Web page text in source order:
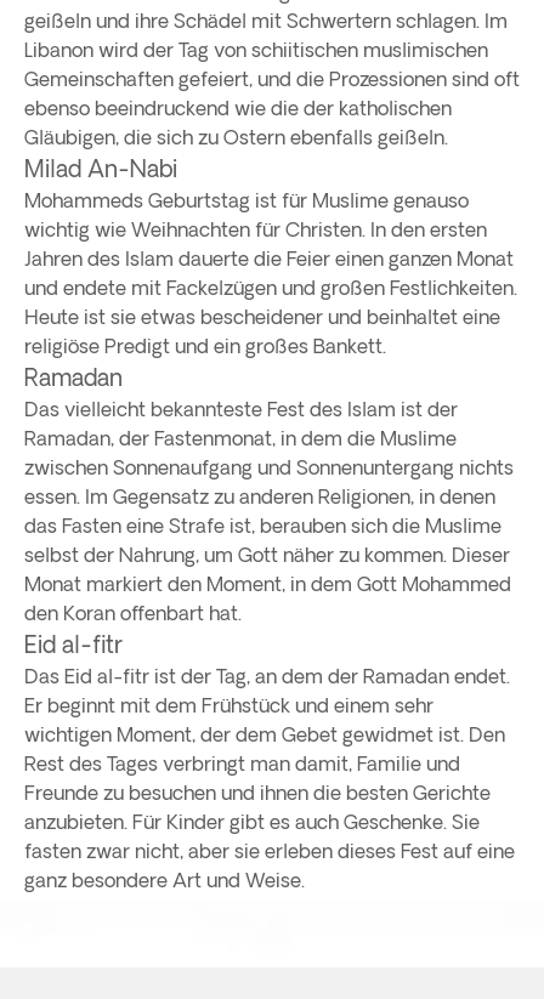
geißeln und ihre Schädel mit Schwertern schlagen. Im
Libanon wird der Tag von schiitischen muslimischen
Gemeinschaften gefeiert, und die Prozessionen sind oft
ebenso beeindruckend wie die der katholischen
Gläubigen, die sich zu Ostern ebenfalls geißeln.
Milad An-Nabi
Mohammeds Geburtstag ist für Muslime genauso
wichtig wie Weihnachten für Christen. In den ersten
Jahren des Islam dauerte die Feier einen ganzen Monat
und endete mit Fackelzügen und großen Festlichkeiten.
Heute ist sie etwas bescheidener und beinhaltet eine
religiöse Predigt und ein großes Bankett.
Ramadan
Das vielleicht bekannteste Fest des Islam ist der
Ramadan, der Fastenmonat, in dem die Muslime
zwischen Sonnenaufgang und Sonnenuntergang nichts
essen. Im Gegensatz zu anderen Religionen, in denen
das Fasten eine Strafe ist, berauben sich die Muslime
selbst der Nahrung, um Gott näher zu kommen. Dieser
Monat markiert den Moment, in dem Gott Mohammed
den Koran offenbart hat.
Eid al-fitr
Das Eid al-fitr ist der Tag, an dem der Ramadan endet.
Er beginnt mit dem Frühstück und einem sehr
wichtigen Moment, der dem Gebet gewidmet ist. Den
Rest des Tages verbringt man damit, Familie und
Freunde zu besuchen und ihnen die besten Gerichte
anzubieten. Für Kinder gibt es auch Geschenke. Sie
fasten zwar nicht, aber sie erleben dieses Fest auf eine
ganz besondere Art und Weise.